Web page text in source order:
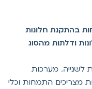
בהתקנת חלונות
ודלתות מהסוג
מערכות
מצריכים התמחות וכלי